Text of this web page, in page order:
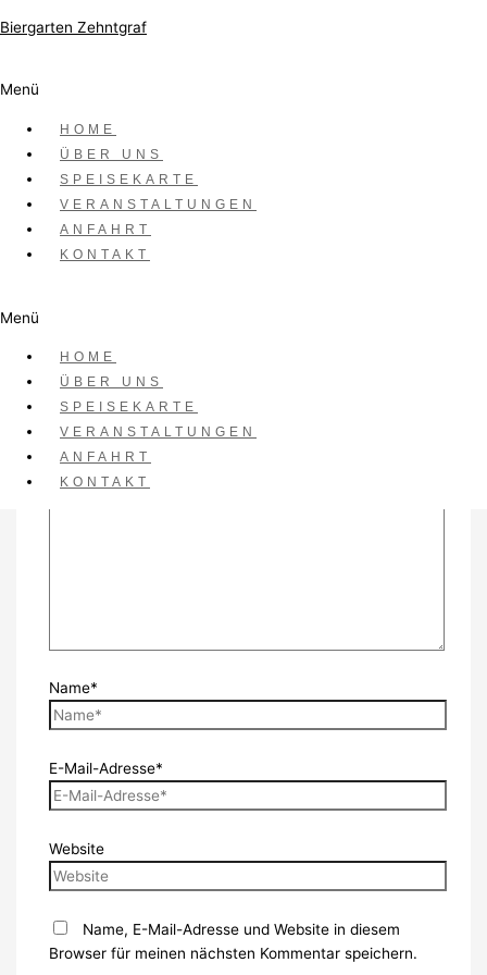
Zum Inhalt springen
Biergarten Zehntgraf
Menü
HOME
ÜBER UNS
SPEISEKARTE
VERANSTALTUNGEN
ANFAHRT
KONTAKT
Menü
HOME
ÜBER UNS
SPEISEKARTE
VERANSTALTUNGEN
ANFAHRT
KONTAKT
Datum
Juli 25 2025
Vorbei!
Allegria Live
Deine E-Mail-Adresse wird nicht veröffentlicht.
Erforderliche Felder sind mit
Kommentar*
Name*
E-Mail-Adresse*
Website
Name, E-Mail-Adresse und Website in diesem
Browser für meinen nächsten Kommentar speichern.